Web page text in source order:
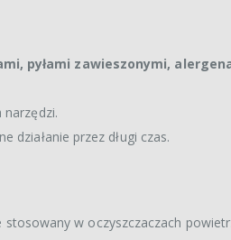
pyłami zawieszonymi,
działanie przez długi czas.
w oczyszczaczach